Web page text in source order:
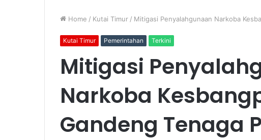
Home / Kutai Timur / Mitigasi Penyalahgunaan Narkoba
Kutai Timur Pemerintahan Terkini
Mitigasi
Narkoba
Gandeng Tenaga